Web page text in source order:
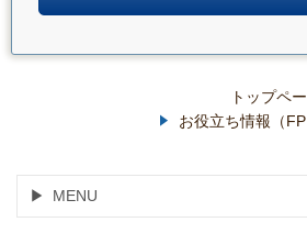
トップペ
お役立ち情報（
MENU